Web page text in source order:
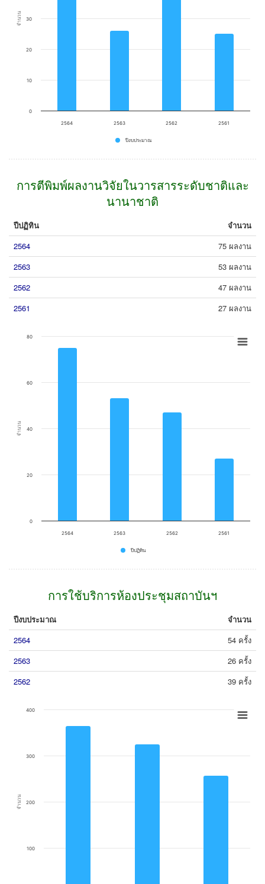
จำนวน
ปีงบประมาณ
2564 2563 2562 2561
0
10
20
30
การตีพิมพ์ผลงานวิจัยในวารสารระดับชาติและ
นานาชาติ
ปีปฏิทิน
จำนวน
2564
75 ผลงาน
2563
53 ผลงาน
2562
47 ผลงาน
2561
27 ผลงาน
Chart
The chart has 1 X axis displaying categories.
The chart has 1 Y axis displaying จำนวน. Data ranges from 27 to 75.
จำนวน
ปีปฏิทิน
2564 2563 2562 2561
0
20
40
60
80
การใช้บริการห้องประชุมสถาบันฯ
ปีงบประมาณ
จำนวน
2564
54 ครั้ง
2563
26 ครั้ง
2562
39 ครั้ง
Chart
Bar chart with 3 bars.
The chart has 1 X axis displaying categories.
จำนวน
100
200
300
400